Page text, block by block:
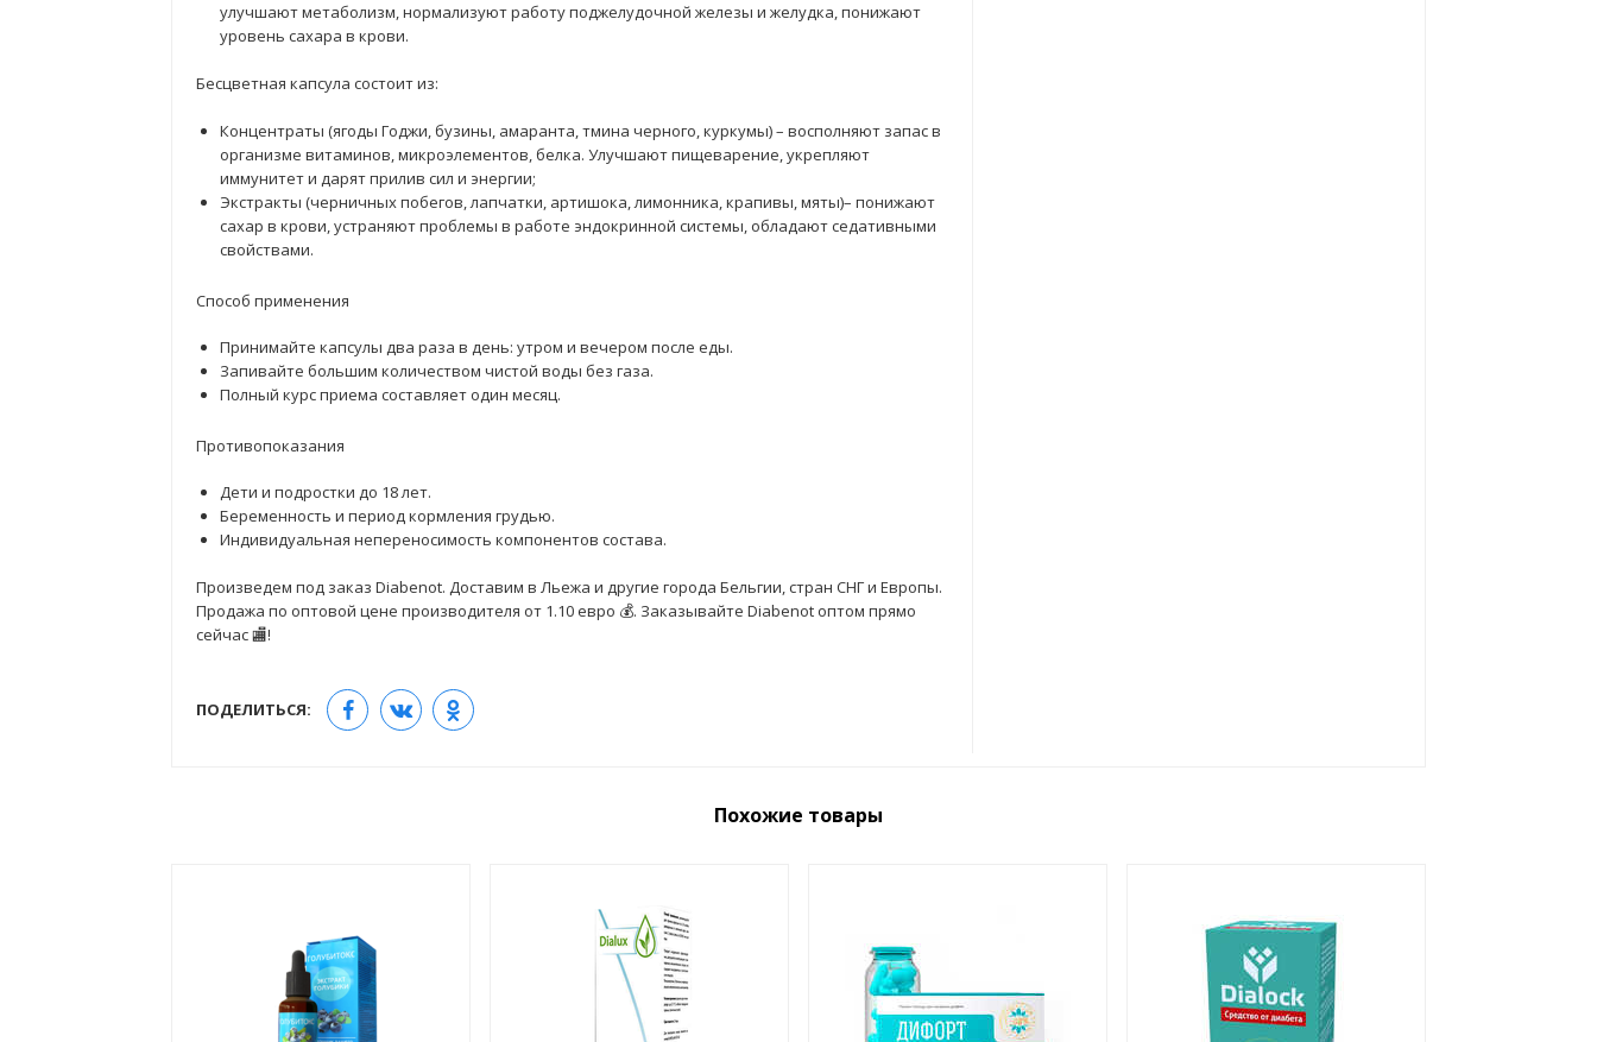
улучшают метаболизм, нормализуют работу поджелудочной железы и желудка, понижают
уровень сахара в крови.
Бесцветная капсула состоит из:
Концентраты (ягоды Годжи, бузины, амаранта, тмина черного, куркумы) – восполняют запас в
организме витаминов, микроэлементов, белка. Улучшают пищеварение, укрепляют
иммунитет и дарят прилив сил и энергии;
Экстракты (черничных побегов, лапчатки, артишока, лимонника, крапивы, мяты)– понижают
сахар в крови, устраняют проблемы в работе эндокринной системы, обладают седативными
свойствами.
Способ применения
Принимайте капсулы два раза в день: утром и вечером после еды.
Запивайте большим количеством чистой воды без газа.
Полный курс приема составляет один месяц.
Противопоказания
Дети и подростки до 18 лет.
Беременность и период кормления грудью.
Индивидуальная непереносимость компонентов состава.
Произведем под заказ Diabenot. Доставим в Льежа и другие города Бельгии, стран СНГ и Европы.
Продажа по оптовой цене производителя от 1.10 евро 💰. Заказывайте Diabenot оптом прямо
сейчас 🏬!
ПОДЕЛИТЬСЯ:
Похожие товары